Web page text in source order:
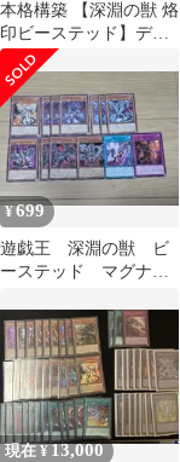
本格構築 【深淵の獣 烙
印ビーステッド】デッ
キ メイン&EX15&二重
スリーブ
¥699
遊戯王 深淵の獣 ビ
ーステッド マグナム
ーツ
現在 ¥13,000